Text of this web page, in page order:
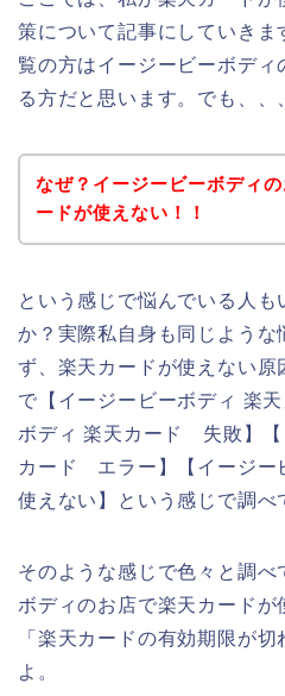
策について記事にしていきま
覧の方はイージービーボディ
る方だと思います。でも、、
なぜ？イージービーボディ
ードが使えない！！
という感じで悩んでいる人も
か？実際私自身も同じような
ず、楽天カードが使えない原
で【イージービーボディ 楽
ボディ 楽天カード 失敗】【
カード エラー】【イージ
使えない】という感じで調べ
そのような感じで色々と調べ
ボディのお店で楽天カードが
「楽天カードの有効期限が
よ。